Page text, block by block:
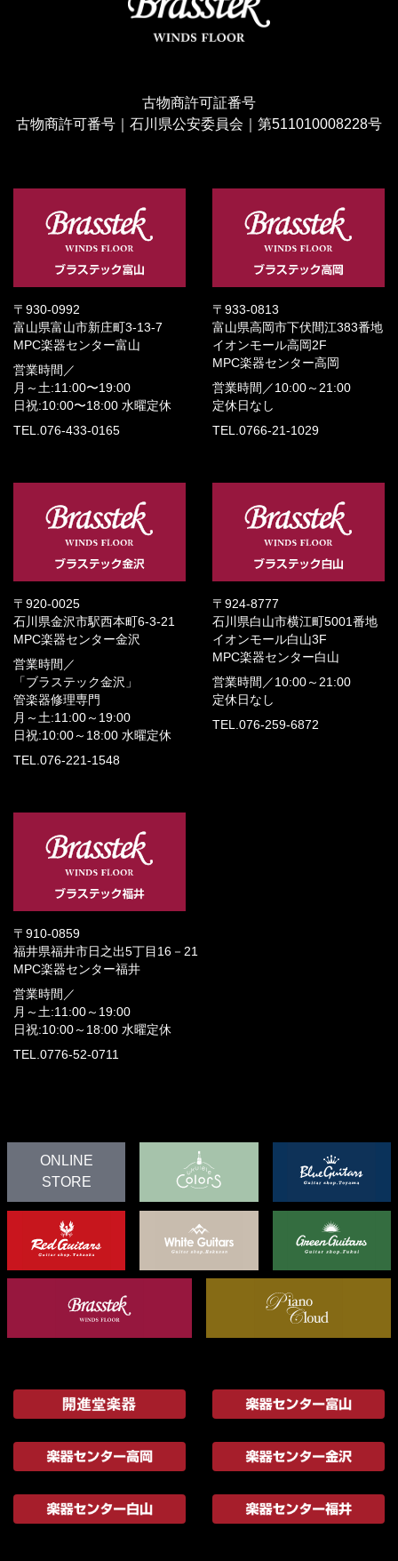
古物商許可証番号
古物商許可番号｜石川県公安委員会｜第511010008228号
〒930-0992
富山県富山市新庄町3-13-7
MPC楽器センター富山
営業時間／
月～土:11:00〜19:00
日祝:10:00〜18:00 水曜定休
TEL.076-433-0165
〒933-0813
富山県高岡市下伏間江383番地
イオンモール高岡2F
MPC楽器センター高岡
営業時間／ 10:00～21:00
定休日なし
TEL.0766-21-1029
〒920-0025
石川県金沢市駅西本町6-3-21
MPC楽器センター金沢
営業時間／
「ブラステック金沢」
管楽器修理専門
月～土:11:00～19:00
日祝:10:00～18:00 水曜定休
TEL.076-221-1548
〒924-8777
石川県白山市横江町5001番地
イオンモール白山3F
MPC楽器センター白山
営業時間／ 10:00～21:00
定休日なし
TEL.076-259-6872
〒910-0859
福井県福井市日之出5丁目16－21
MPC楽器センター福井
営業時間／
月～土:11:00～19:00
日祝:10:00～18:00 水曜定休
TEL.0776-52-0711
ONLINE
STORE